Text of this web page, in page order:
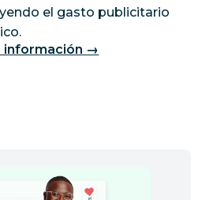
el gasto publicitario
información →